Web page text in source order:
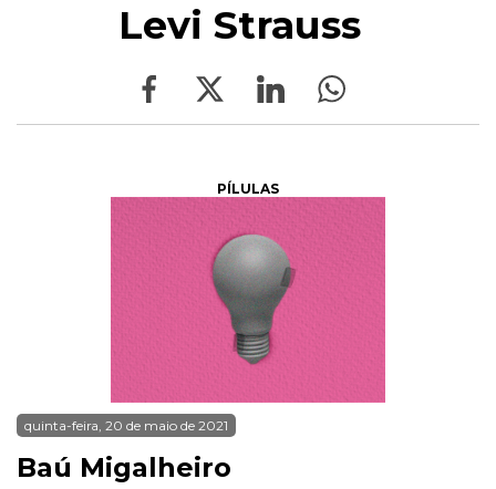
Levi Strauss
PÍLULAS
quinta-feira, 20 de maio de 2021
Baú Migalheiro